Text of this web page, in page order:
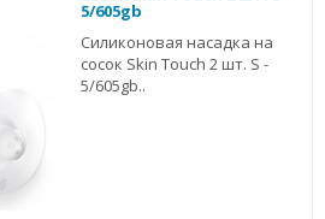
5/605gb
Силиконовая насадка на
сосок Skin Touch 2 шт. S -
5/605gb..